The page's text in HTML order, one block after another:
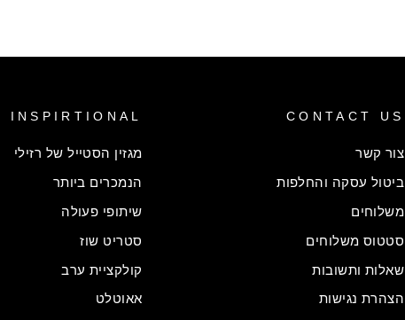
CONTACT US
צור קשר
ביטול עסקה והחלפות
משלוחים
סטטוס משלוחים
שאלות ותשובות
הצהרת נגישות
INSPIRTIONAL
מגזין הסטייל של רזילי
הנמכרים ביותר
שיתופי פעולה
סטריט שוז
קולקציית ערב
אאוטלט